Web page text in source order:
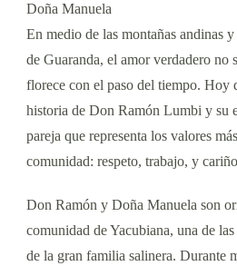
Doña Manuela
En medio de las montañas andinas
de Guaranda, el amor verdadero no
florece con el paso del tiempo. Hoy
historia de Don Ramón Lumbi y su
pareja que representa los valores
comunidad: respeto, trabajo, y
Don Ramón y Doña Manuela son
comunidad de Yacubiana, una de
de la gran familia salinera. Durante